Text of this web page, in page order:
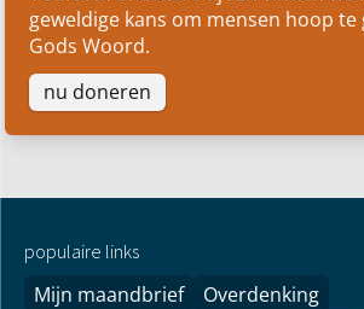
geweldige kans om mensen hoop
Gods Woord.
nu doneren
populaire links
Mijn maandbrief
Overdenking